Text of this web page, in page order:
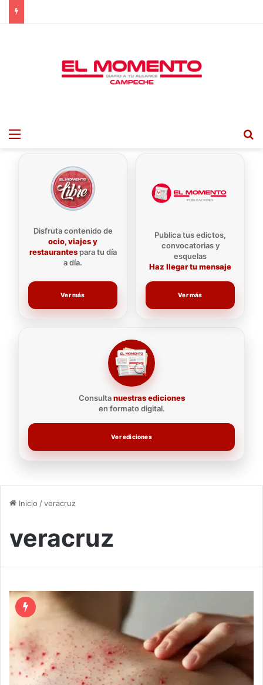
Menu
Disfruta contenido de
ocio, viajes y
restaurantespara tu día
a día.
Ver más
Consultanuestras ediciones
en formato digital.
Ver ediciones
Publica tus edictos,
convocatorias y
esquelas
Haz llegar tu mensaje
Ver más
Inicio /veracruz
veracruz